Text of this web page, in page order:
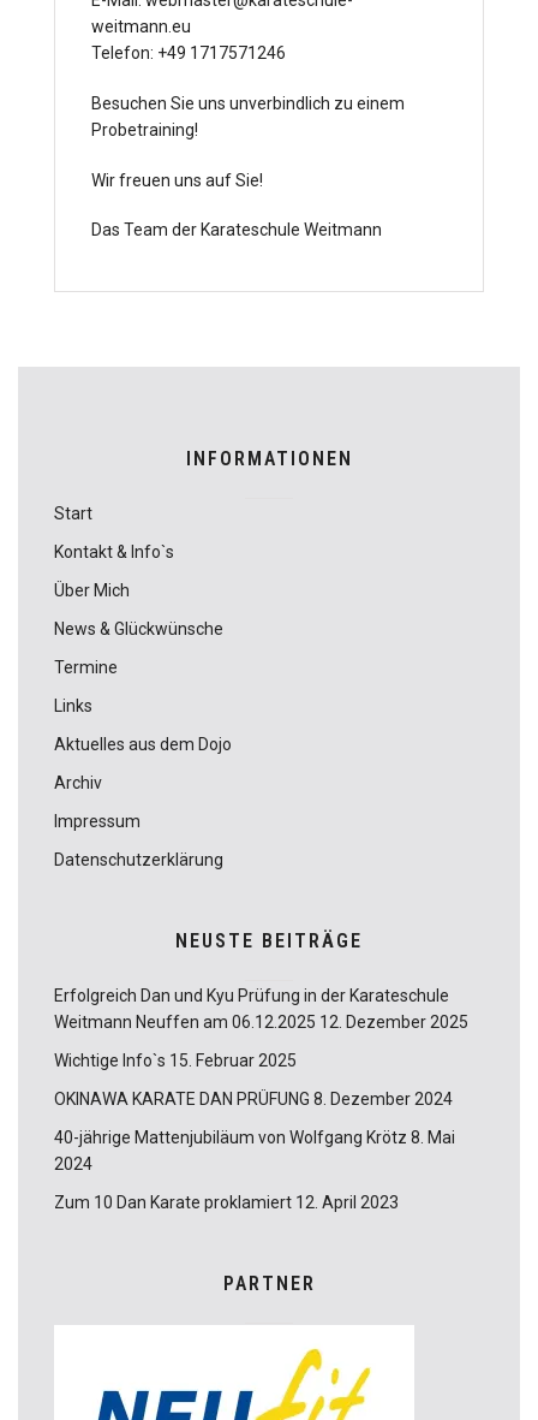
weitmann.eu
Telefon: +49 1717571246
Besuchen Sie uns unverbindlich zu einem
Probetraining!
Wir freuen uns auf Sie!
Das Team der Karateschule Weitmann
INFORMATIONEN
Start
Kontakt & Info`s
Über Mich
News & Glückwünsche
Termine
Links
Aktuelles aus dem Dojo
Archiv
Impressum
Datenschutzerklärung
NEUSTE BEITRÄGE
Erfolgreich Dan und Kyu Prüfung in der Karateschule
Weitmann Neuffen am 06.12.2025 12. Dezember 2025
Wichtige Info`s 15. Februar 2025
OKINAWA KARATE DAN PRÜFUNG 8. Dezember 2024
40-jährige Mattenjubiläum von Wolfgang Krötz 8. Mai
2024
Zum 10 Dan Karate proklamiert 12. April 2023
PARTNER